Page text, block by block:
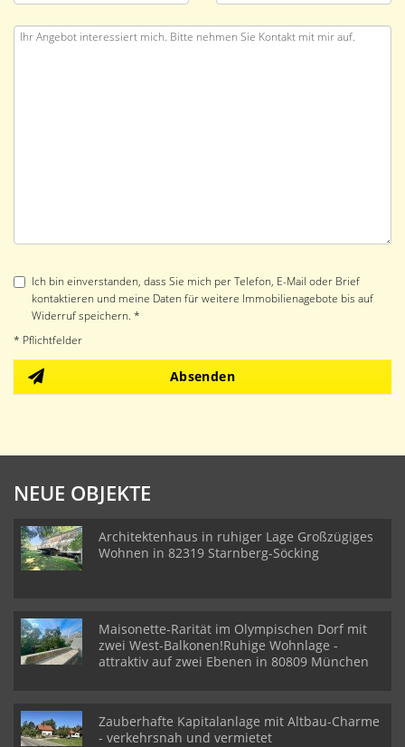
Ich bin einverstanden, dass Sie mich per Telefon, E-Mail oder Brief
kontaktieren und meine Daten für weitere Immobilienagebote bis auf
Widerruf speichern. *
* Pflichtfelder
Absenden
NEUE OBJEKTE
Architektenhaus in ruhiger Lage Großzügiges
Wohnen in 82319 Starnberg-Söcking
Maisonette-Rarität im Olympischen Dorf mit
zwei West-Balkonen!Ruhige Wohnlage -
attraktiv auf zwei Ebenen in 80809 München
Zauberhafte Kapitalanlage mit Altbau-Charme
- verkehrsnah und vermietet